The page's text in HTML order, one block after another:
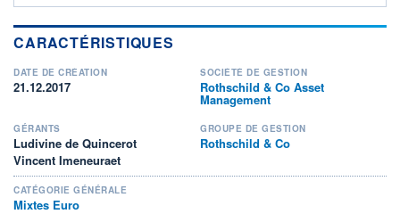
CARACTÉRISTIQUES
DATE DE CRÉATION
21.12.2017
SOCIÉTÉ DE GESTION
Rothschild & Co Asset
Management
GÉRANTS
Ludivine de Quincerot
Vincent Imeneuraet
GROUPE DE GESTION
Rothschild & Co
CATÉGORIE GÉNÉRALE
Mixtes Euro